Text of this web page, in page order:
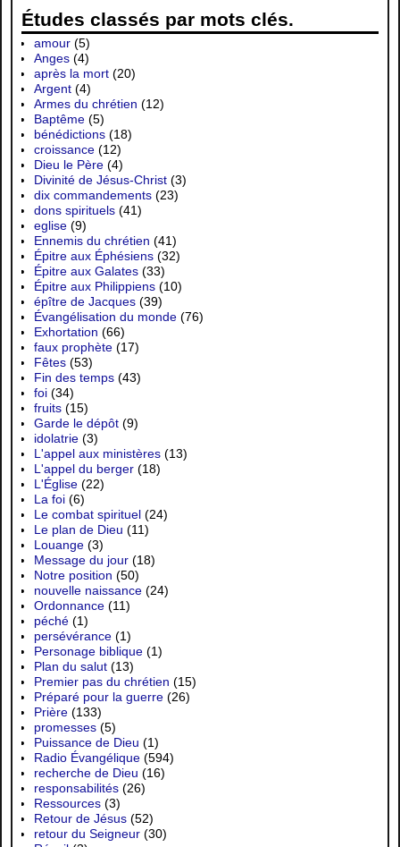
Études classés par mots clés.
amour (5)
Anges (4)
après la mort (20)
Argent (4)
Armes du chrétien (12)
Baptême (5)
bénédictions (18)
croissance (12)
Dieu le Père (4)
Divinité de Jésus-Christ (3)
dix commandements (23)
dons spirituels (41)
eglise (9)
Ennemis du chrétien (41)
Épitre aux Éphésiens (32)
Épitre aux Galates (33)
Épitre aux Philippiens (10)
épître de Jacques (39)
Évangélisation du monde (76)
Exhortation (66)
faux prophète (17)
Fêtes (53)
Fin des temps (43)
foi (34)
fruits (15)
Garde le dépôt (9)
idolatrie (3)
L'appel aux ministères (13)
L'appel du berger (18)
L'Église (22)
La foi (6)
Le combat spirituel (24)
Le plan de Dieu (11)
Louange (3)
Message du jour (18)
Notre position (50)
nouvelle naissance (24)
Ordonnance (11)
péché (1)
persévérance (1)
Personage biblique (1)
Plan du salut (13)
Premier pas du chrétien (15)
Préparé pour la guerre (26)
Prière (133)
promesses (5)
Puissance de Dieu (1)
Radio Évangélique (594)
recherche de Dieu (16)
responsabilités (26)
Ressources (3)
Retour de Jésus (52)
retour du Seigneur (30)